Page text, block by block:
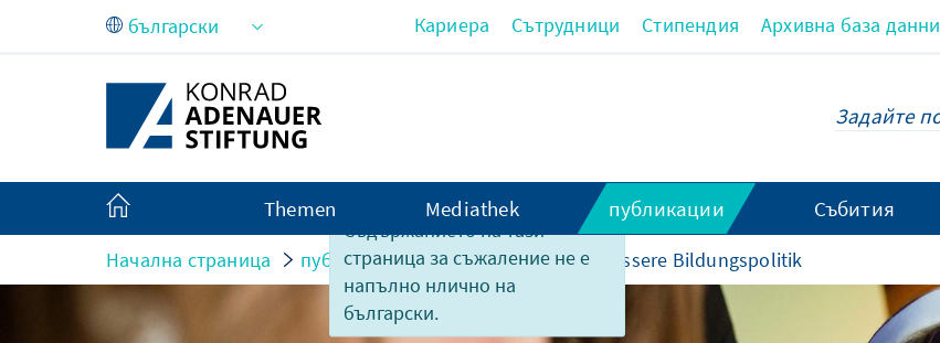
Skip to Main Content
Съдържанието на тази
страница за съжаление не е
напълно нлично на
български.
Кариера Сътрудници Стипендия Архивна база данни
Themen Mediathek публикации Събития
Начална страница публикации 10 Thesen für eine bessere Bildungspolitik